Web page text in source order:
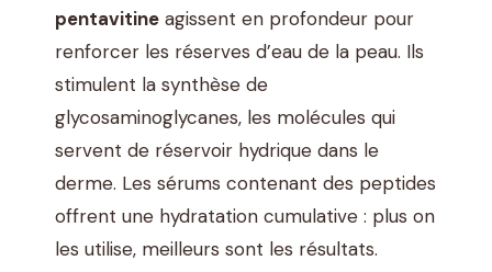
pentavitine agissent en profondeur pour
renforcer les réserves d’eau de la peau. Ils
stimulent la synthèse de
glycosaminoglycanes, les molécules qui
servent de réservoir hydrique dans le
derme. Les sérums contenant des peptides
offrent une hydratation cumulative : plus on
les utilise, meilleurs sont les résultats.